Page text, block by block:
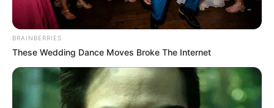
Puede ver:Joven murió en Usme la noche del Día de
Velitas, ¿por intolerancia?
BRAINBERRIES
These Wedding Dance Moves Broke The Internet